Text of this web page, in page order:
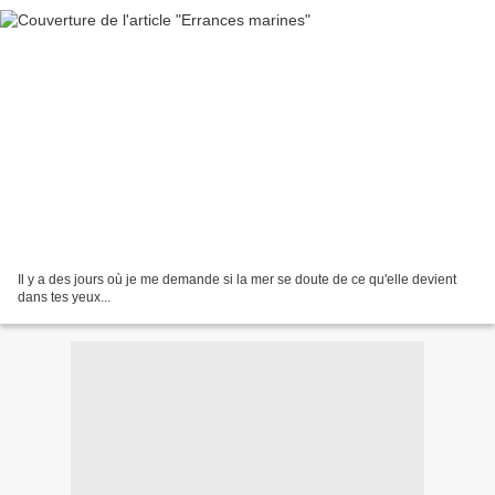
Il y a des jours où je me demande si la mer se doute de ce qu'elle devient
dans tes yeux...